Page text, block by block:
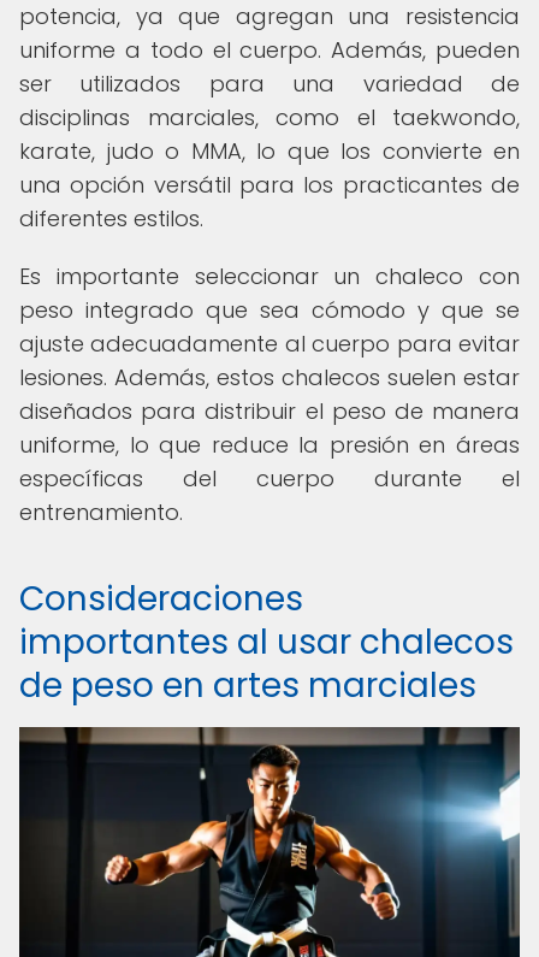
potencia, ya que agregan una resistencia
uniforme a todo el cuerpo. Además, pueden
ser utilizados para una variedad de
disciplinas marciales, como el taekwondo,
karate, judo o MMA, lo que los convierte en
una opción versátil para los practicantes de
diferentes estilos.
Es importante seleccionar un chaleco con
peso integrado que sea cómodo y que se
ajuste adecuadamente al cuerpo para evitar
lesiones. Además, estos chalecos suelen estar
diseñados para distribuir el peso de manera
uniforme, lo que reduce la presión en áreas
específicas del cuerpo durante el
entrenamiento.
Consideraciones
importantes al usar chalecos
de peso en artes marciales